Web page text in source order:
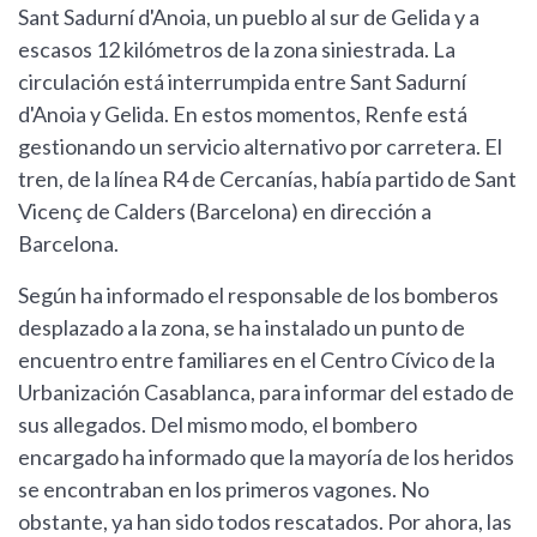
Sant Sadurní d'Anoia, un pueblo al sur de Gelida y a
escasos 12 kilómetros de la zona siniestrada. La
circulación está interrumpida entre Sant Sadurní
d'Anoia y Gelida. En estos momentos, Renfe está
gestionando un servicio alternativo por carretera. El
tren, de la línea R4 de Cercanías, había partido de Sant
Vicenç de Calders (Barcelona) en dirección a
Barcelona.
Según ha informado el responsable de los bomberos
desplazado a la zona, se ha instalado un punto de
encuentro entre familiares en el Centro Cívico de la
Urbanización Casablanca, para informar del estado de
sus allegados. Del mismo modo, el bombero
encargado ha informado que la mayoría de los heridos
se encontraban en los primeros vagones. No
obstante, ya han sido todos rescatados. Por ahora, las